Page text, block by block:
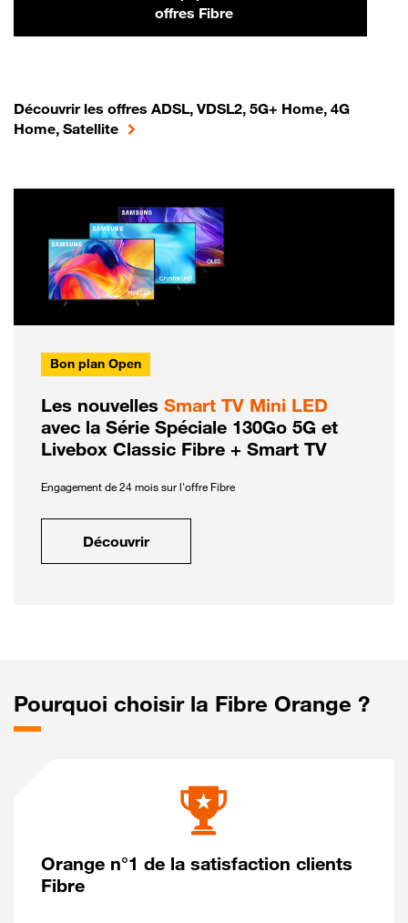
offres Fibre
Découvrir les offres ADSL, VDSL2, 5G+ Home, 4G
Home, Satellite
Bon plan Open
Les nouvelles Smart TV Mini LED
avec la Série Spéciale 130Go 5G et
Livebox Classic Fibre + Smart TV
Engagement de 24 mois sur l'offre Fibre
Découvrir
Pourquoi choisir la Fibre Orange ?
Orange n°1 de la satisfaction clients
Fibre